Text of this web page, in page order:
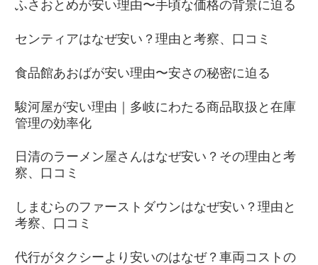
ふさおとめが安い理由〜手頃な価格の背景に迫る
センティアはなぜ安い？理由と考察、口コミ
食品館あおばが安い理由〜安さの秘密に迫る
駿河屋が安い理由｜多岐にわたる商品取扱と在庫
管理の効率化
日清のラーメン屋さんはなぜ安い？その理由と考
察、口コミ
しまむらのファーストダウンはなぜ安い？理由と
考察、口コミ
代行がタクシーより安いのはなぜ？車両コストの